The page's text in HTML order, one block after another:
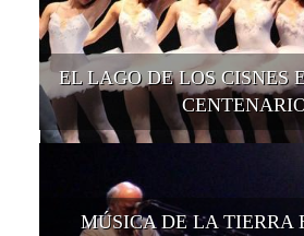
EL LAGO DE LOS CISNES
MÚSICA DE LA TIERRA